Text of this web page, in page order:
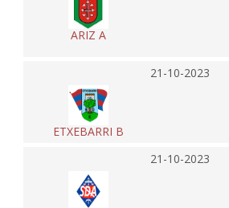
ARIZ A
21-10-2023
ETXEBARRI B
21-10-2023